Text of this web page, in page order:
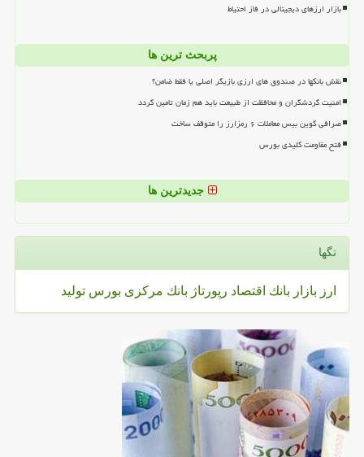
بازار ارزهای دیجیتالی در فاز احتیاط
پربحث ترین ها
نقش بانکها در صندوق های ارزی بازیگر اصلی یا فقط ضامن؟
امنیت گردشگران و محافظت از طبیعت باید هم زمان تامین گردد
صرافی کوین بیس معاملات ۶ رمزارز را متوقف ساخت
فتح مقاومت کلیدی بورس
جدیدترین ها
تگها
ارز بازار بانك اقتصاد رپورتاژ بانك مركزی بورس تولید